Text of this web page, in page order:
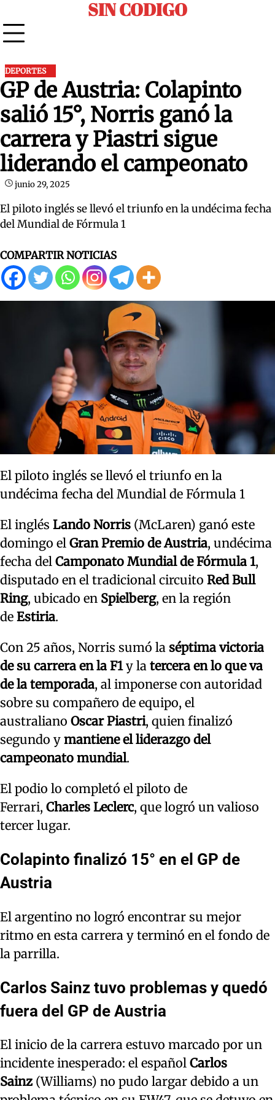
to
content
SIN CODIGO
DEPORTES
GP de Austria: Colapinto
salió 15°, Norris ganó la
carrera y Piastri sigue
liderando el campeonato
junio 29, 2025
El piloto inglés se llevó el triunfo en la undécima fecha
del Mundial de Fórmula 1
COMPARTIR NOTICIAS
El piloto inglés se llevó el triunfo en la
undécima fecha del Mundial de Fórmula 1
El inglés Lando Norris (McLaren) ganó este
domingo el Gran Premio de Austria, undécima
fecha del Camponato Mundial de Fórmula 1,
disputado en el tradicional circuito Red Bull
Ring, ubicado en Spielberg, en la región
de Estiria.
Con 25 años, Norris sumó la séptima victoria
de su carrera en la F1y la tercera en lo que va
de la temporada, al imponerse con autoridad
sobre su compañero de equipo, el
australiano Oscar Piastri, quien finalizó
segundo y mantiene el liderazgo del
campeonato mundial.
El podio lo completó el piloto de
Ferrari, Charles Leclerc, que logró un valioso
tercer lugar.
Colapinto finalizó 15° en el GP de
Austria
El argentino no logró encontrar su mejor
ritmo en esta carrera y terminó en el fondo de
la parrilla.
Carlos Sainz tuvo problemas y quedó
fuera del GP de Austria
El inicio de la carrera estuvo marcado por un
incidente inesperado: el español Carlos
Sainz(Williams) no pudo largar debido a un